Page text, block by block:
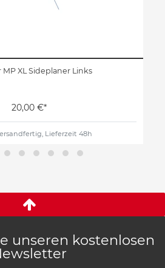
MP XL Sideplaner Links
20,00 €*
Lieferzeit 48h
unseren kostenlosen